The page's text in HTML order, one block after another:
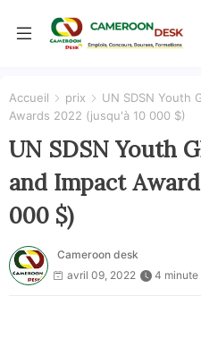
Accueil prix
UN SDSN Youth
Awards 2022 (jusqu'à 10 000 $)
UN SDSN Youth
and Impact
000 $)
Cameroon desk
avril 09, 2022
4 minute